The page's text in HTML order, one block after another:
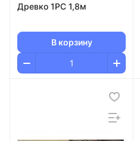
Древко 1РС 1,8м
В корзину